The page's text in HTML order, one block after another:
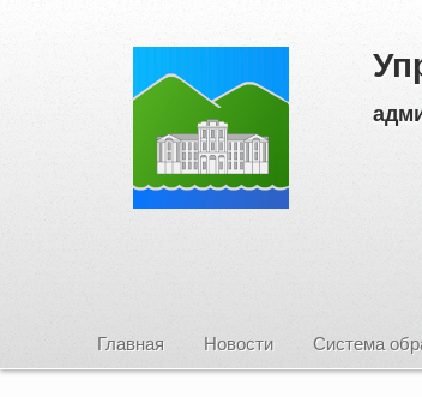
Главная Новости Система